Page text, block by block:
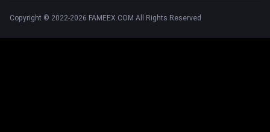
Copyright © 2022-2026 FAMEEX.COM All Rights Reserved